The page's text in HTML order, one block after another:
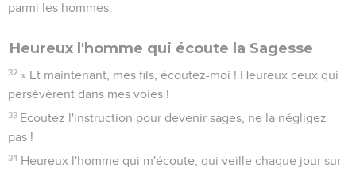
parmi les hommes.
Heureux l'homme qui écoute la Sagesse
32 » Et maintenant, mes fils, écoutez-moi ! Heureux ceux qui
persévèrent dans mes voies !
33 Ecoutez l'instruction pour devenir sages, ne la négligez
pas !
34 Heureux l'homme qui m'écoute, qui veille chaque jour sur